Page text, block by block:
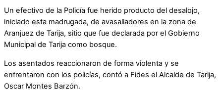
Un efectivo de la Policía fue herido producto del desalojo,
iniciado esta madrugada, de avasalladores en la zona de
Aranjuez de Tarija, sitio que fue declarada por el Gobierno
Municipal de Tarija como bosque.
Los asentados reaccionaron de forma violenta y se
enfrentaron con los policías, contó a Fides el Alcalde de Tarija,
Oscar Montes Barzón.